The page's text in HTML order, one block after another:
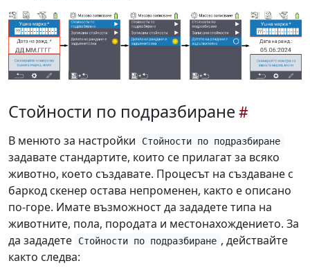
Стойности по подразбиране
В менюто за настройки Стойности по подразбиране
задавате стандартите, които се прилагат за всяко
животно, което създавате. Процесът на създаване с
баркод скенер остава непроменен, както е описано
по-горе. Имате възможност да зададете типа на
животните, пола, породата и местонахождението. За
да зададете
Стойности по подразбиране , действайте
както следва: